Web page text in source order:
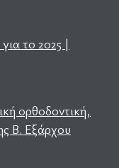
το 2025 |
ορθοδοντική,
Β. Εξάρχου